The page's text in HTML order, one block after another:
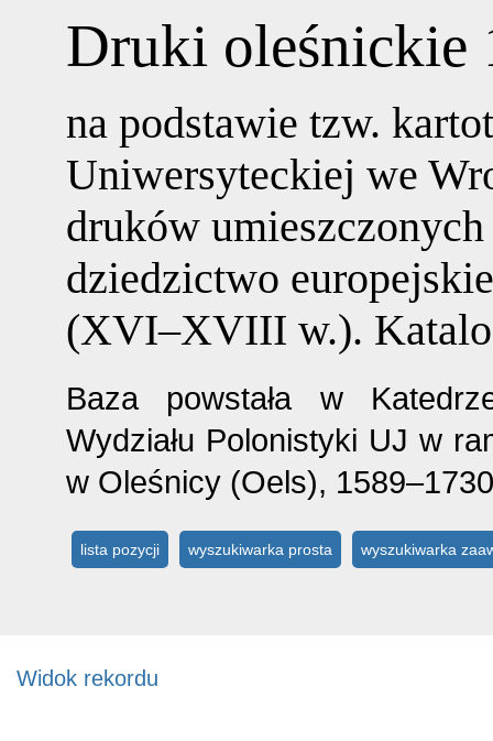
Druki oleśnickie
na podstawie tzw.
Uniwersyteckiej we
druków
dziedzictwo
(XVI–XVIII w.).
Baza powstała w
Wydziału Polonistyki UJ w
w Oleśnicy (Oels),
lista pozycji wyszukiwarka prosta wyszukiwarka
Widok rekordu